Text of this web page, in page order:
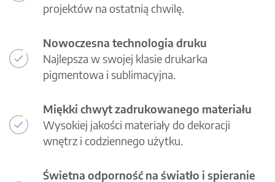
projektów na ostatnią chwilę.
Nowoczesna technologia druku
Najlepsza w swojej klasie drukarka
pigmentowa i sublimacyjna.
Miękki chwyt zadrukowanego materiału
Wysokiej jakości materiały do dekoracji
wnętrz i codziennego użytku.
Świetna odporność na światło i spieranie